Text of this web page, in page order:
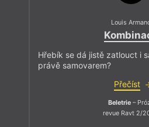
Louis
Hřebík se dá jistě zatlouct i
právě samovarem?
Přečíst
Beletrie–
revue Ravt 2/